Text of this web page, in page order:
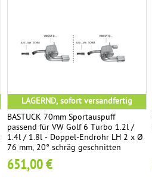
LAGERND, sofort versandfertig
BASTUCK 70mm Sportauspuff
passend für VW Golf 6 Turbo 1.2l /
1.4l / 1.8l - Doppel-Endrohr LH 2 x Ø
76 mm, 20° schräg geschnitten
651,00 €